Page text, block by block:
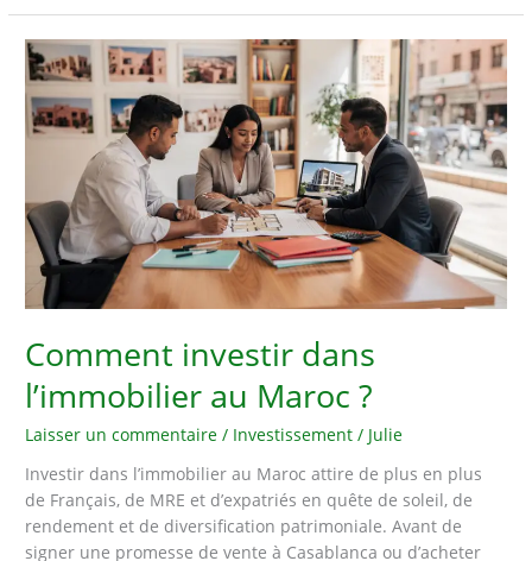
dans
l’immobilier
en
Guadeloupe
Comment investir dans
l’immobilier au Maroc ?
Laisser un commentaire / Investissement / Julie
Investir dans l’immobilier au Maroc attire de plus en plus
de Français, de MRE et d’expatriés en quête de soleil, de
rendement et de diversification patrimoniale. Avant de
signer une promesse de vente à Casablanca ou d’acheter